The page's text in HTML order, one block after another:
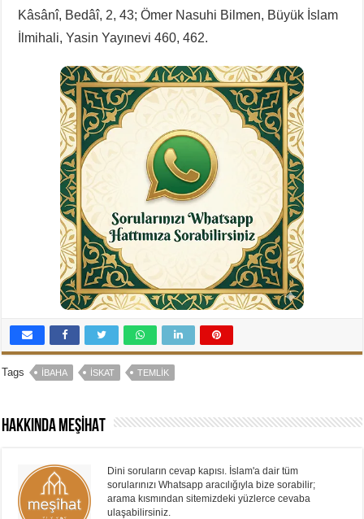
Kâsânî, Bedâî, 2, 43; Ömer Nasuhi Bilmen, Büyük İslam
İlmihali, Yasin Yayınevi 460, 462.
Tags İBAHA İSKAT TEMLIK
Hakkında MEŞİHAT
Dini soruların cevap kapısı. İslam'a dair tüm
sorularınızı Whatsapp aracılığıyla bize sorabilir;
arama kısmından sitemizdeki yüzlerce cevaba
ulaşabilirsiniz.